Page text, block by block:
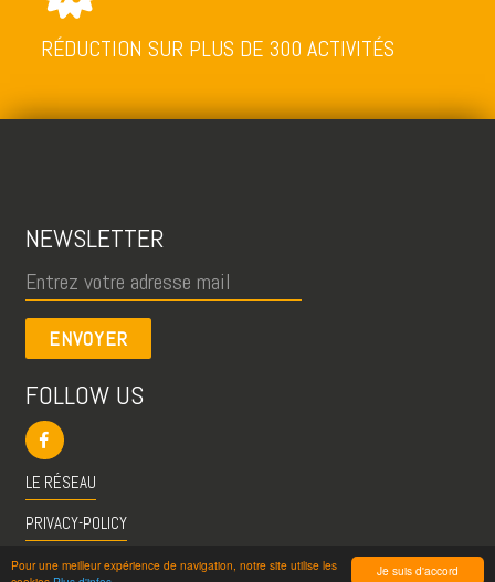
Je suis d'accord
Pour une meilleur expérience de navigation, notre site utilise les
RÉDUCTION SUR PLUS DE 300 ACTIVITÉS
NEWSLETTER
ENVOYER
FOLLOW US
LE RÉSEAU
PRIVACY-POLICY
CGU